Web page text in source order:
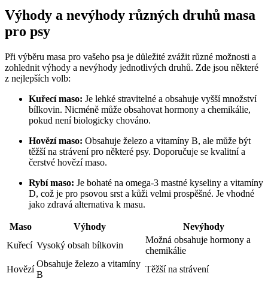
Výhody a nevýhody různých druhů masa
pro psy
Při výběru masa pro vašeho psa je důležité zvážit různé možnosti a
zohlednit výhody a nevýhody jednotlivých druhů. Zde jsou některé
z nejlepších volb:
Kuřecí maso: Je lehké stravitelné a obsahuje vyšší množství
bílkovin. Nicméně může obsahovat hormony a chemikálie,
pokud není biologicky chováno.
Hovězí maso: Obsahuje železo a vitamíny B, ale může být
těžší na strávení pro některé psy. Doporučuje se kvalitní a
čerstvé hovězí maso.
Rybí maso: Je bohaté na omega-3 mastné kyseliny a vitamíny
D, což je pro psovou srst a kůži velmi prospěšné. Je vhodné
jako zdravá alternativa k masu.
Maso Výhody
Nevýhody
Kuřecí Vysoký obsah bílkovin
Možná obsahuje hormony a
chemikálie
Hovězí
Obsahuje železo a vitamíny
B
Těžší na strávení